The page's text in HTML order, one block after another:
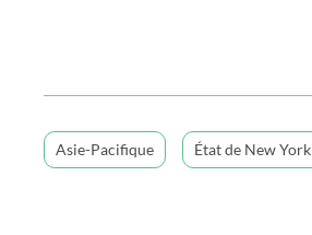
Asie-Pacifique État de New York